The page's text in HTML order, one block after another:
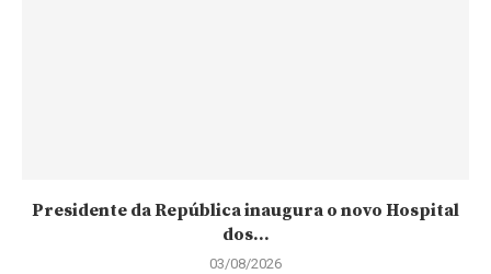
Presidente da República inaugura o novo Hospital
dos...
03/08/2026